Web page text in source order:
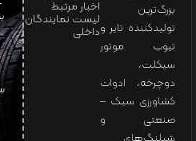
بزرگ‌ترین
تولیدکننده تایر و
تیوب موتور
سیکلت،
دوچرخه، ادوات
کشاورزی سبک –
صنعتی و
اخبار مرتبط
لیست نمایندگان
داخلی